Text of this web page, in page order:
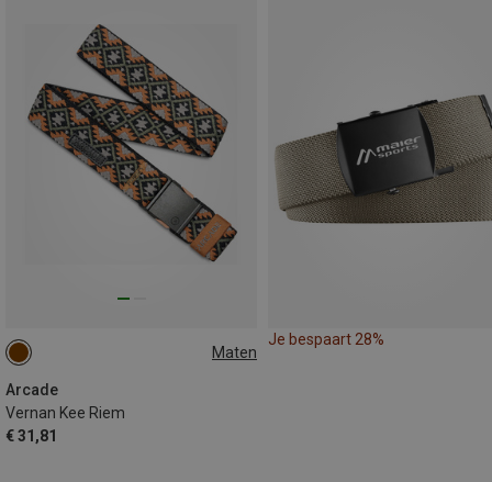
Maten
Arcade
Vernan Kee Riem
€ 31,81
ONE SIZE
Je bespaart 28%